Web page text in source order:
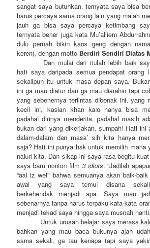
sangat saya butuhkan, ternyata saya bisa
harus percaya sama orang lain yang malah
jauh ga bisa saya percaya ketimbang
ternyata bener juga kata Mu’alliem
dulu pernah bikin kaos geng dengan
keren), dengan motto Berdiri Sendiri Diatas
Dan mulai dari itulah lebih baik
hati saya daripada semua pendapat orang
sekalipun itu untuk masa depan saya.
ini ga mau diatur dan ga mau diarahin tapi
yang sebenernya terlintas dibenak ini, yang
kecil ini, kasian khan kalo hanya bisa
padahal dirinya menderita, padahal masih
bukan dari yang dikerjakan, sumpah! Hati ini
dalam-dalam dan masa’ sih kita hanya
saja? Hati ini punya hak untuk memilih mana
naluri kita. Dan sikap ini saya rasa begitu
saya baru nonton film 3 idiots. “Jadilah
“aal iz wel” bahwa semuanya akan baik-
awal yang saya temui disana
berkehendak menjadi apa. Saya mau
sebenarnya tanpa harus terpaku kata-kata
menjadi tekad saya hingga saya musnah nanti.
Untuk urusan belajar saya merasa
bahkan yang mau baca bukunya ajah
sama sekali, ga tau kenapa tapi saya